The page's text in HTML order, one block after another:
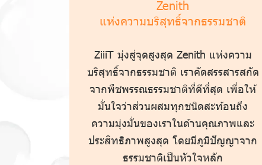
Zenith
แห่งความบริสุทธิ์ จากธรรมชาติ
ZiiiT มุ่งสู่จุดสูงสุด Zenith แห่งความ
บริสุทธิ์จากธรรมชาติ เราคัดสรรสารสกัด
จากพืชพรรณธรรมชาติที่ดีที่สุด เพื่อให้
มั่นใจว่าส่วนผสมทุกชนิดสะท้อนถึง
ความมุ่งมั่นของเราในด้านคุณภาพและ
ประสิทธิภาพสูงสุด โดยมีภูมิปัญญาจาก
ธรรมชาติเป็นหัวใจหลัก